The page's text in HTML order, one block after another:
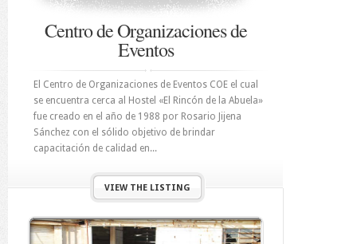
Centro de Organizaciones de
Eventos
El Centro de Organizaciones de Eventos COE el cual
se encuentra cerca al Hostel «El Rincón de la Abuela»
fue creado en el año de 1988 por Rosario Jijena
Sánchez con el sólido objetivo de brindar
capacitación de calidad en...
VIEW THE LISTING